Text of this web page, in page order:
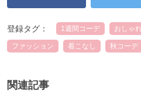
登録タグ： 1週間コーデ おしゃれ
ファッション 着こなし 秋コーデ
関連記事